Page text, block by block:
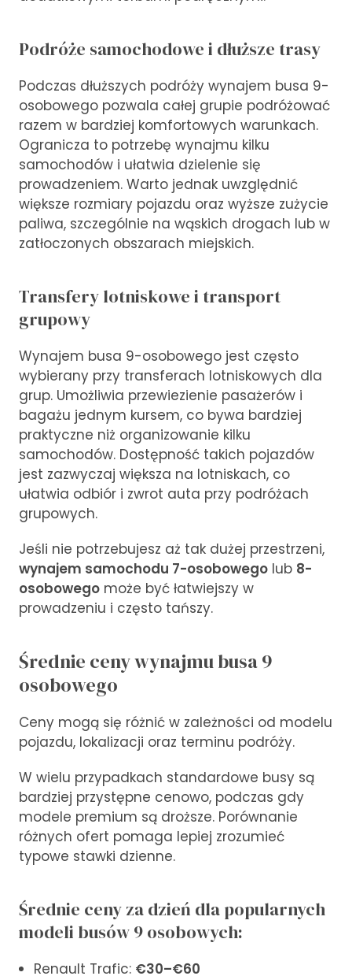
Podróże samochodowe i dłuższe trasy
Podczas dłuższych podróży wynajem busa 9-
osobowego pozwala całej grupie podróżować
razem w bardziej komfortowych warunkach.
Ogranicza to potrzebę wynajmu kilku
samochodów i ułatwia dzielenie się
prowadzeniem. Warto jednak uwzględnić
większe rozmiary pojazdu oraz wyższe zużycie
paliwa, szczególnie na wąskich drogach lub w
zatłoczonych obszarach miejskich.
Transfery lotniskowe i transport
grupowy
Wynajem busa 9-osobowego jest często
wybierany przy transferach lotniskowych dla
grup. Umożliwia przewiezienie pasażerów i
bagażu jednym kursem, co bywa bardziej
praktyczne niż organizowanie kilku
samochodów. Dostępność takich pojazdów
jest zazwyczaj większa na lotniskach, co
ułatwia odbiór i zwrot auta przy podróżach
grupowych.
Jeśli nie potrzebujesz aż tak dużej przestrzeni,
wynajem samochodu 7-osobowego lub 8-
osobowego może być łatwiejszy w
prowadzeniu i często tańszy.
Średnie ceny wynajmu busa 9
osobowego
Ceny mogą się różnić w zależności od modelu
pojazdu, lokalizacji oraz terminu podróży.
W wielu przypadkach standardowe busy są
bardziej przystępne cenowo, podczas gdy
modele premium są droższe. Porównanie
różnych ofert pomaga lepiej zrozumieć
typowe stawki dzienne.
Średnie ceny za dzień dla popularnych
modeli busów 9 osobowych:
Renault Trafic: €30–€60